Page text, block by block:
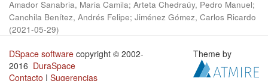
Amador Sanabria, Maria Camila; Arteta Chedraüy, Pedro Manuel;
Canchila Benítez, Andrés Felipe; Jiménez Gómez, Carlos Ricardo
(2021-05-29)
DSpace software copyright © 2002-
2016 DuraSpace
Contacto | Sugerencias
Theme by